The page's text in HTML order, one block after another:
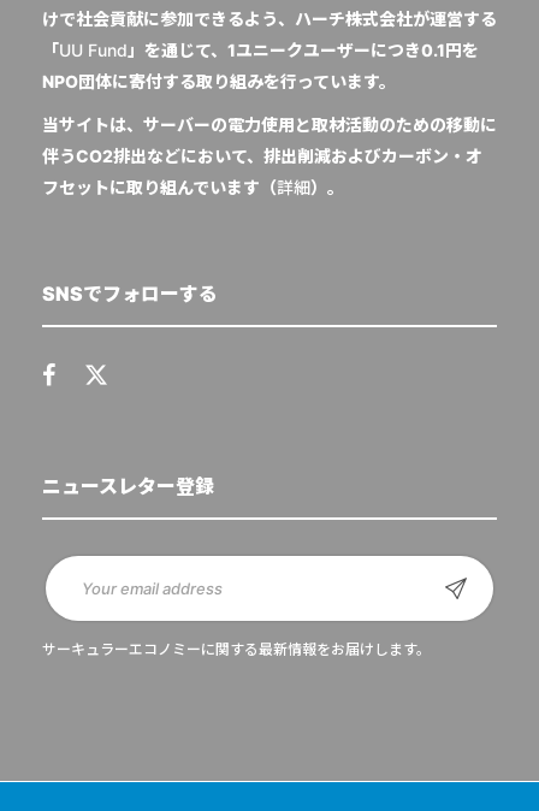
けで社会貢献に参加できるよう、ハーチ株式会社が運営する
「UU Fund 」を通じて、1ユニークユーザーにつき0.1円を
NPO団体に寄付する取り組みを行っています。
当サイトは、サーバーの電力使用と取材活動のための移動に
伴うCO2排出などにおいて、排出削減およびカーボン・オ
フセットに取り組んでいます（詳細）。
SNSでフォローする
ニュースレター登録
サーキュラーエコノミーに関する最新情報をお届けします。